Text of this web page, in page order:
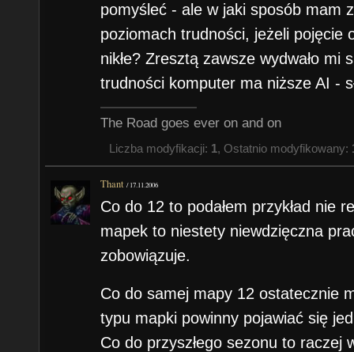
pomyśleć - ale w jaki sposób mam
poziomach trudności, jeżeli pojęcie
nikłe? Zresztą zawsze wydwało
trudności komputer ma niższe AI -
The Road goes ever on and on
Liczba modyfikacji: 1, Ostatnio modyfikowany:
Thant /17.11.2006
Co do 12 to podałem przykład nie
mapek to niestety niewdzięczna
zobowiązuje.
Co do samej mapy 12 ostatecznie
typu mapki powinny pojawiać się
Co do przyszłego sezonu to raczej